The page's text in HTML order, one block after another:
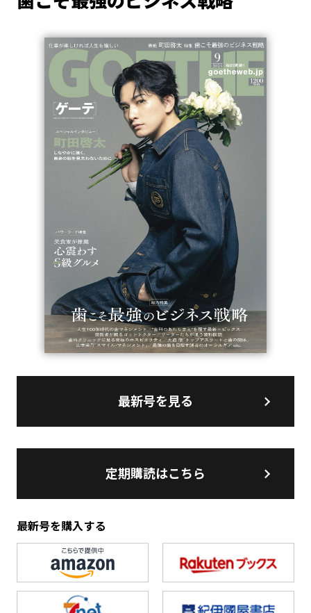
最新号を見る
定期購読はこちら
最新号を購入する